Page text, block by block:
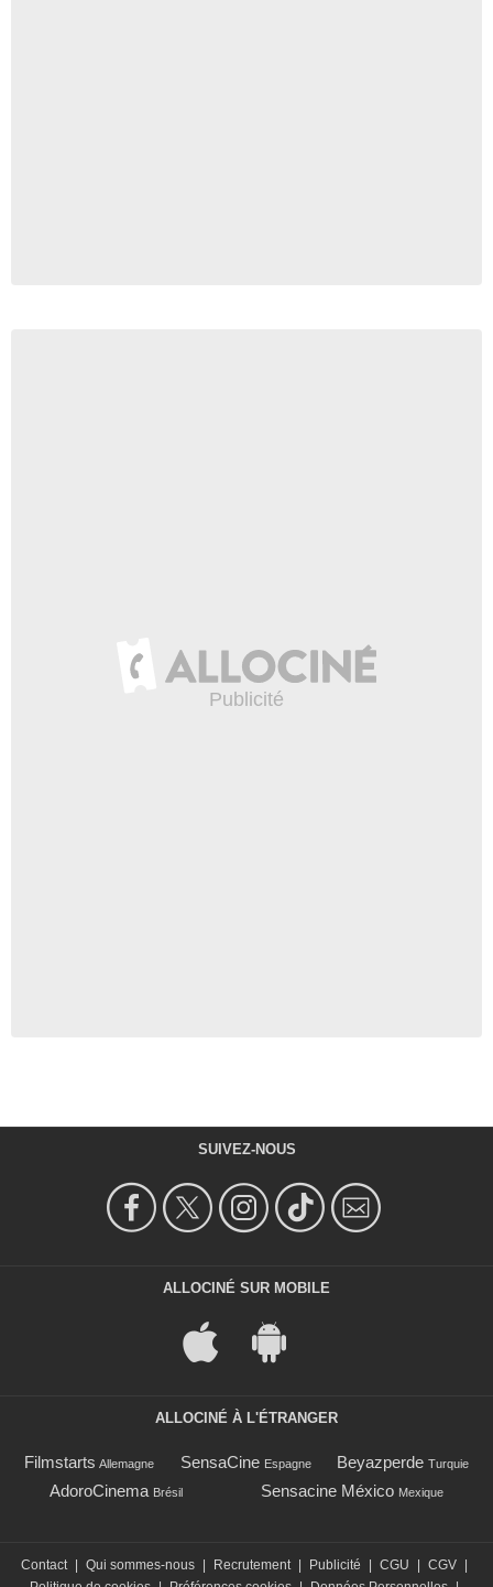
SUIVEZ-NOUS
ALLOCINÉ SUR MOBILE
ALLOCINÉ À L'ÉTRANGER
Filmstarts Allemagne SensaCine Espagne Beyazperde Turquie
AdoroCinema Brésil Sensacine México Mexique
Contact Qui sommes-nous Recrutement Publicité CGU CGV